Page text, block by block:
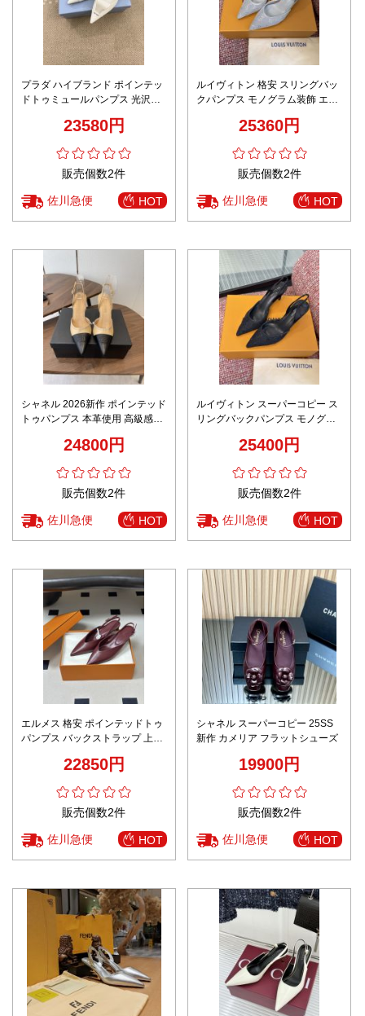
プラダ ハイブランド ポインテッ
ドトゥミュールパンプス 光沢レ
ザイン 丁寧な縫製
23580円
販売個数2件
佐川急便 HOT
ルイヴィトン 格安 スリングバッ
クパンプス モノグラム装飾 エレ
25360円
販売個数2件
佐川急便 HOT
シャネル 2026新作 ポインテッド
トゥパンプス 本革使用 高級感仕
倉庫 品質管理徹底 スーパーコピ
24800円
販売個数2件
佐川急便 HOT
ルイヴィトン スーパーコピー ス
リングバックパンプス モノグラ
25400円
販売個数2件
佐川急便 HOT
エルメス 格安 ポインテッドトゥ
パンプス バックストラップ 上品
22850円
販売個数2件
佐川急便 HOT
シャネル スーパーコピー 25SS
新作 カメリア フラットシューズ
19900円
販売個数2件
佐川急便 HOT